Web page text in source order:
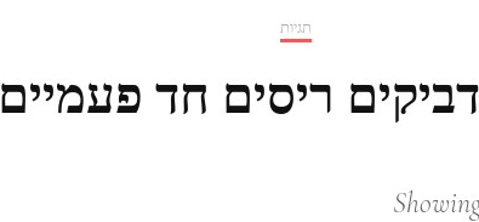
תגיות
ריסים חד פעמיים